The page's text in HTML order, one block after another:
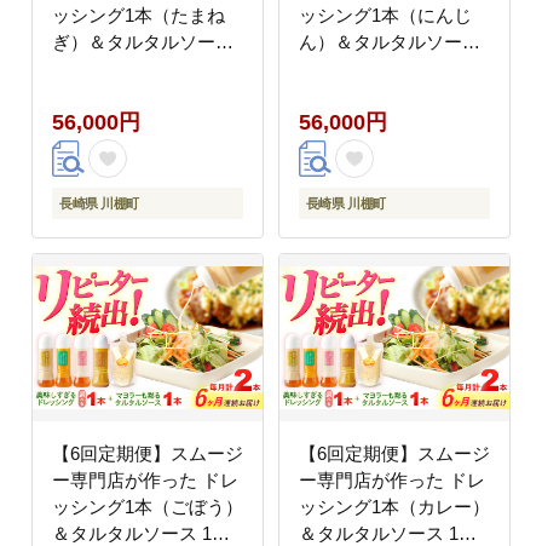
ッシング1本（たまね
ぎ）＆タルタルソース
56,000円
長崎県 川棚町
ッシング1本（にんじ
ん）＆タルタルソース
56,000円
長崎県 川棚町
【6回定期便】スムージ
ー専門店が作った ドレ
ッシング1本（ごぼう）
＆タルタルソース 1個
【6回定期便】スムージ
ー専門店が作った ドレ
ッシング1本（カレー）
＆タルタルソース 1個